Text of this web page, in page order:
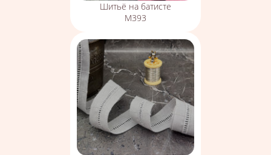
Шитьё на батисте
М393